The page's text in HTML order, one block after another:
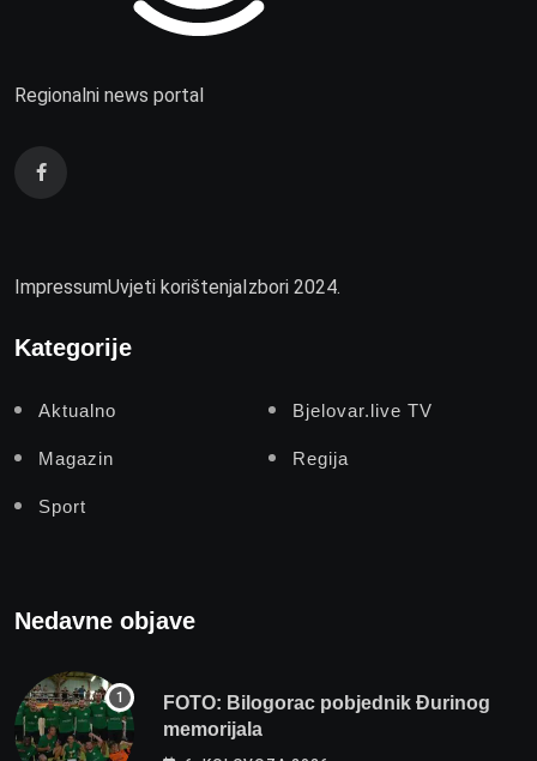
Regionalni news portal
ImpressumUvjeti korištenjaIzbori 2024.
Kategorije
Aktualno Bjelovar.live TV
Magazin Regija
Sport
Nedavne objave
FOTO: Bilogorac pobjednik Đurinog
memorijala